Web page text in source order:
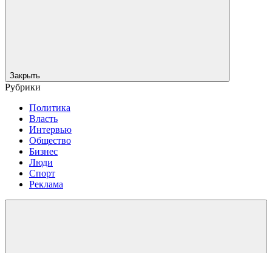
Закрыть
Рубрики
Политика
Власть
Интервью
Общество
Бизнес
Люди
Спорт
Реклама